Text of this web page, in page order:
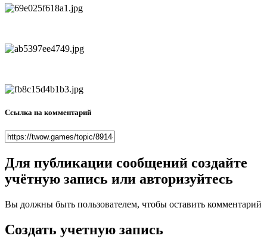
Ссылка на комментарий
Для публикации сообщений создайте
учётную запись или авторизуйтесь
Вы должны быть пользователем, чтобы оставить комментарий
Создать учетную запись